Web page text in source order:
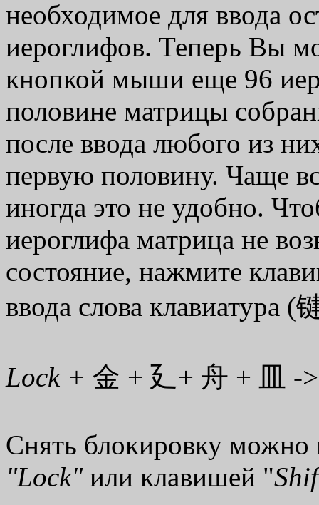
необходимое для ввода
иероглифов. Теперь Вы
кнопкой мыши еще 96
половине матрицы
после ввода любого из
первую половину. Чаще
иногда это не удобно.
иероглифа матрица не
состояние, нажмите
ввода слова клавиатура (
Lock + 金 + 廴+ 舟 + 皿 -
Снять блокировку
"Lock"или клавишей "